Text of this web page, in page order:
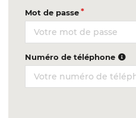
Mot de passe
Numéro de téléphone